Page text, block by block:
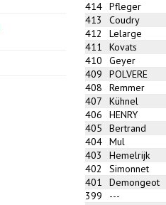
414 Pfleger
413
Coudry
412
Lelarge
411
Kovats
410
Geyer
409
POLVERE
408
Remmer
407
Kühnel
406
HENRY
405
Bertrand
404 Mul
403
Hemelrijk
402
Simonnet
401
Demongeot
399
---